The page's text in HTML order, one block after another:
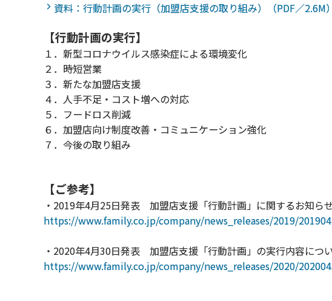
資料：行動計画の実行（加盟店支援の取り組み）（PDF／2.6M）
【行動計画の実行】
１．新型コロナウイルス感染症による環境変化
２．時短営業
３．新たな加盟店支援
４．人手不足・コスト増への対応
５．フードロス削減
６．加盟店向け制度改善・コミュニケーション強化
７．今後の取り組み
【ご参考】
・2019年4月25日発表 加盟店支援「行動計画」に関するお知ら
https://www.family.co.jp/company/news_releases/2019/
・2020年4月30日発表 加盟店支援「行動計画」の実行内容につ
https://www.family.co.jp/company/news_releases/2020/